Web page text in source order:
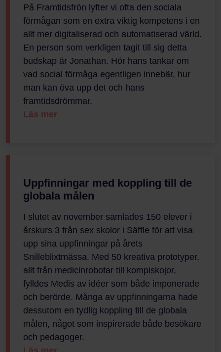
På Framtidsfrön lyfter vi ofta den sociala
förmågan som en extra viktig kompetens i en
allt mer digitaliserad och automatiserad värld.
En person som verkligen tagit till sig detta
budskap är Jonathan. Hör hans tankar om
vad social förmåga egentligen innebär, hur
man kan öva upp det och hans
framtidsdrömmar.
Läs mer
Uppfinningar med koppling till de
globala målen
I slutet av november samlades 150 elever i
årskurs 3 från sex skolor i Säffle för att visa
upp sina uppfinningar på årets
Snilleblixtmässa. Med 50 kreativa prototyper,
allt från medicinrobotar till kompiskojor,
fylldes Medis av idéer som både imponerade
och berörde. Många av uppfinningarna hade
dessutom en tydlig koppling till de globala
målen, något som inspirerade både besökare
och pedagoger.